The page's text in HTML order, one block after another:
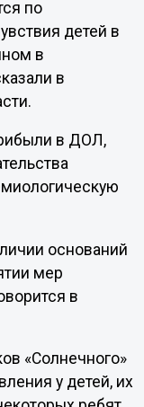
по
детей в
в
в
в ДОЛ,
оснований
мер
в
«Солнечного»
у детей, их